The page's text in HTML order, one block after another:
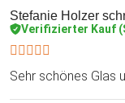
Stefanie Holzer
Verifizierter Kauf
Sehr schönes Glas